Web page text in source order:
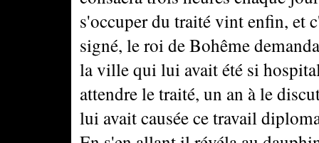
s'occuper du traité vint enfin, et
signé, le roi de Bohême
la ville qui lui avait été si
attendre le traité, un an à le
lui avait causée ce travail